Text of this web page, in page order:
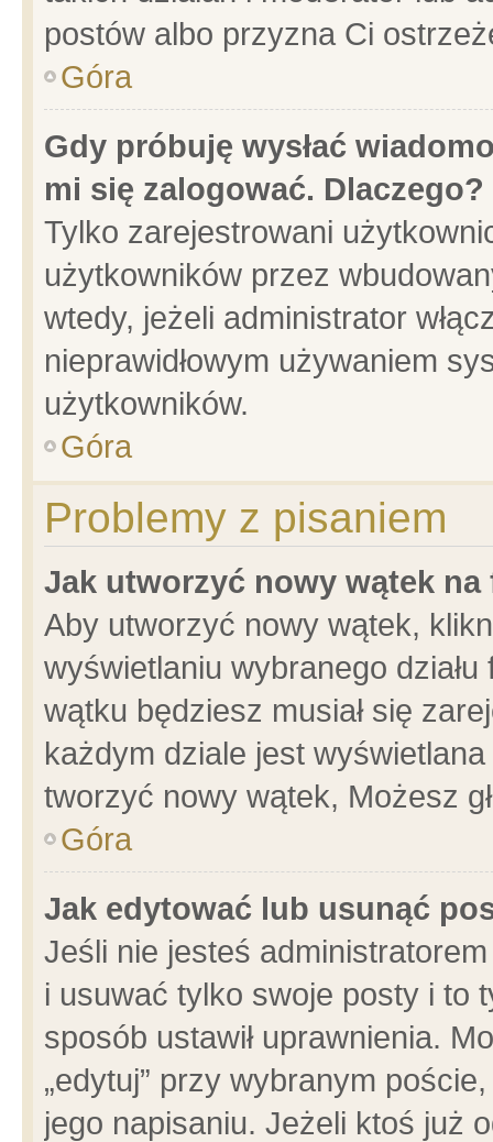
postów albo przyzna Ci
Góra
Gdy próbuję wysłać
mi się zalogować. Dlaczego?
Tylko zarejestrowani
użytkowników przez
wtedy, jeżeli administrator
nieprawidłowym używaniem
użytkowników.
Góra
Problemy z pisaniem
Jak utworzyć nowy wątek na
Aby utworzyć nowy wątek,
wyświetlaniu wybranego
wątku będziesz musiał się
każdym dziale jest
tworzyć nowy wątek, Możesz
Góra
Jak edytować lub usunąć
Jeśli nie jesteś
i usuwać tylko swoje posty i to
sposób ustawił uprawnienia.
„edytuj” przy wybranym
jego napisaniu. Jeżeli ktoś już